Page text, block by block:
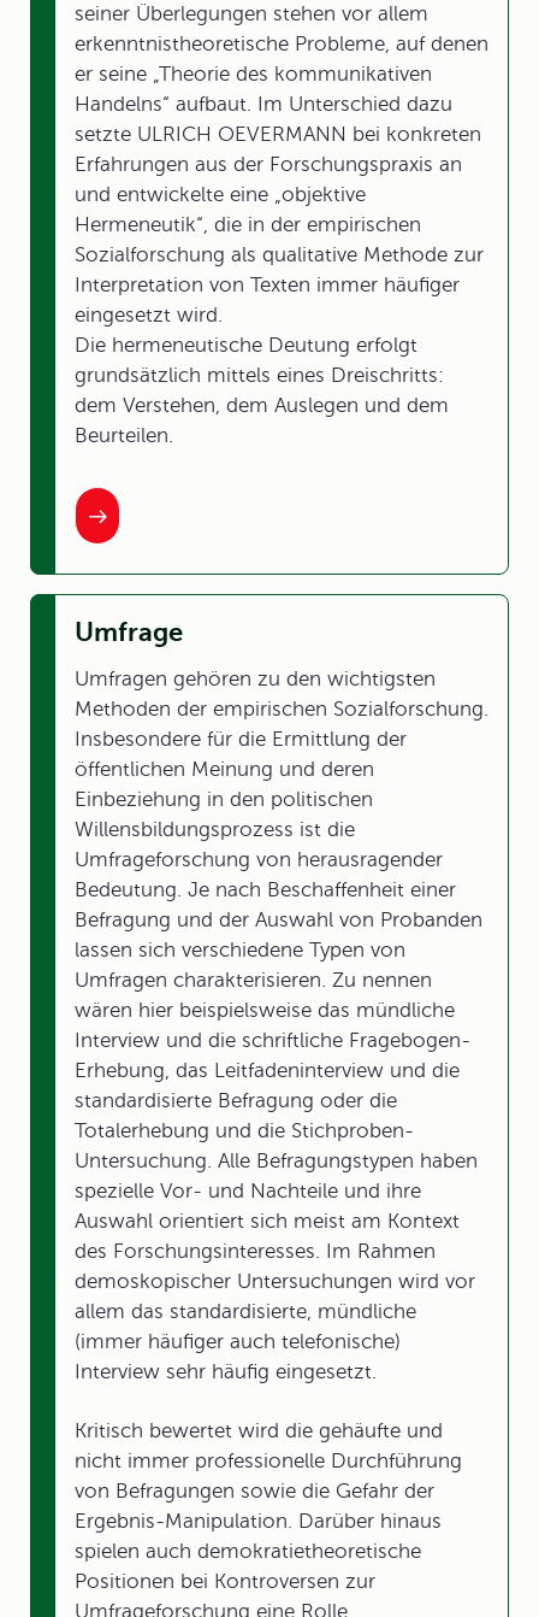
seiner Überlegungen stehen vor allem
erkenntnistheoretische Probleme, auf denen
er seine „Theorie des kommunikativen
Handelns“ aufbaut. Im Unterschied dazu
setzte ULRICH OEVERMANN bei konkreten
Erfahrungen aus der Forschungspraxis an
und entwickelte eine „objektive
Hermeneutik“, die in der empirischen
Sozialforschung als qualitative Methode zur
Interpretation von Texten immer häufiger
eingesetzt wird.
Die hermeneutische Deutung erfolgt
grundsätzlich mittels eines Dreischritts:
dem Verstehen, dem Auslegen und dem
Beurteilen.
Umfrage
Umfragen gehören zu den wichtigsten
Methoden der empirischen Sozialforschung.
Insbesondere für die Ermittlung der
öffentlichen Meinung und deren
Einbeziehung in den politischen
Willensbildungsprozess ist die
Umfrageforschung von herausragender
Bedeutung. Je nach Beschaffenheit einer
Befragung und der Auswahl von Probanden
lassen sich verschiedene Typen von
Umfragen charakterisieren. Zu nennen
wären hier beispielsweise das mündliche
Interview und die schriftliche Fragebogen-
Erhebung, das Leitfadeninterview und die
standardisierte Befragung oder die
Totalerhebung und die Stichproben-
Untersuchung. Alle Befragungstypen haben
spezielle Vor- und Nachteile und ihre
Auswahl orientiert sich meist am Kontext
des Forschungsinteresses. Im Rahmen
demoskopischer Untersuchungen wird vor
allem das standardisierte, mündliche
(immer häufiger auch telefonische)
Interview sehr häufig eingesetzt.
Kritisch bewertet wird die gehäufte und
nicht immer professionelle Durchführung
von Befragungen sowie die Gefahr der
Ergebnis-Manipulation. Darüber hinaus
spielen auch demokratietheoretische
Positionen bei Kontroversen zur
Umfrageforschung eine Rolle.